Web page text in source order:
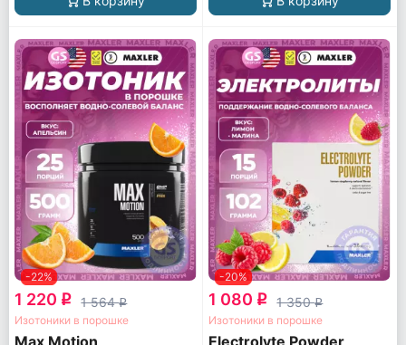
-22%
1 220 q 1 564q
Изотоники в порошке
Max Motion
-20%
1 080 q 1 350q
Изотоники в порошке
Electrolyte Powder